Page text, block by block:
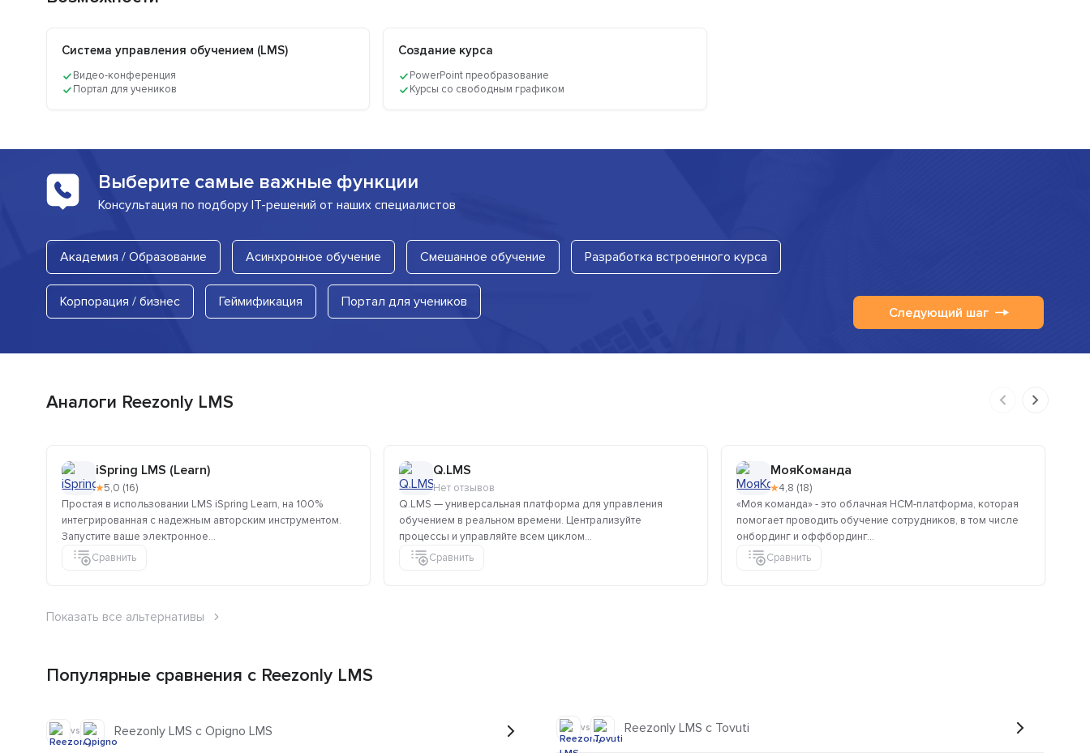
Система управления обучением (LMS)
Видео-конференция
Портал для учеников
Создание курса
PowerPoint преобразование
Курсы со свободным графиком
Выберите самые важные функции
Консультация по подбору IT-решений от наших специалистов
Академия / Образование Асинхронное обучение Смешанное обучение Разработка встроенного курса
Корпорация / бизнес Геймификация Портал для учеников
Следующий шаг
Аналоги Reezonly LMS
iSpring LMS (Learn)
★5,0 (16)
Простая в использовании LMS iSpring Learn, на 100%
интегрированная с надежным авторским инструментом.
Запустите ваше электронное...
Сравнить
Q.LMS
Нет отзывов
Q.LMS — универсальная платформа для управления
обучением в реальном времени. Централизуйте
процессы и управляйте всем циклом...
Сравнить
МояКоманда
★4,8 (18)
«Моя команда» - это облачная HCM-платформа, которая
помогает проводить обучение сотрудников, в том числе
онбординг и оффбординг...
Сравнить
Показать все альтернативы
Популярные сравнения с Reezonly LMS
vs Reezonly LMS с Opigno LMS vs Reezonly LMS с Tovuti